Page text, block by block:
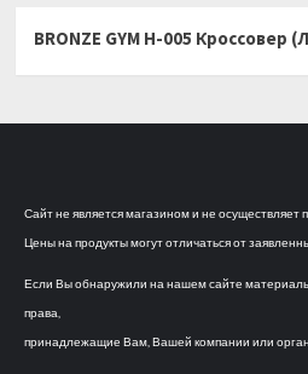
BRONZE GYM H-005 Кроссовер
Сайт не является магазином и не осуществляет
Цены на продукты могут отличаться от
Если Вы обнаружили на нашем сайте
права,
принадлежащие Вам, Вашей компании или